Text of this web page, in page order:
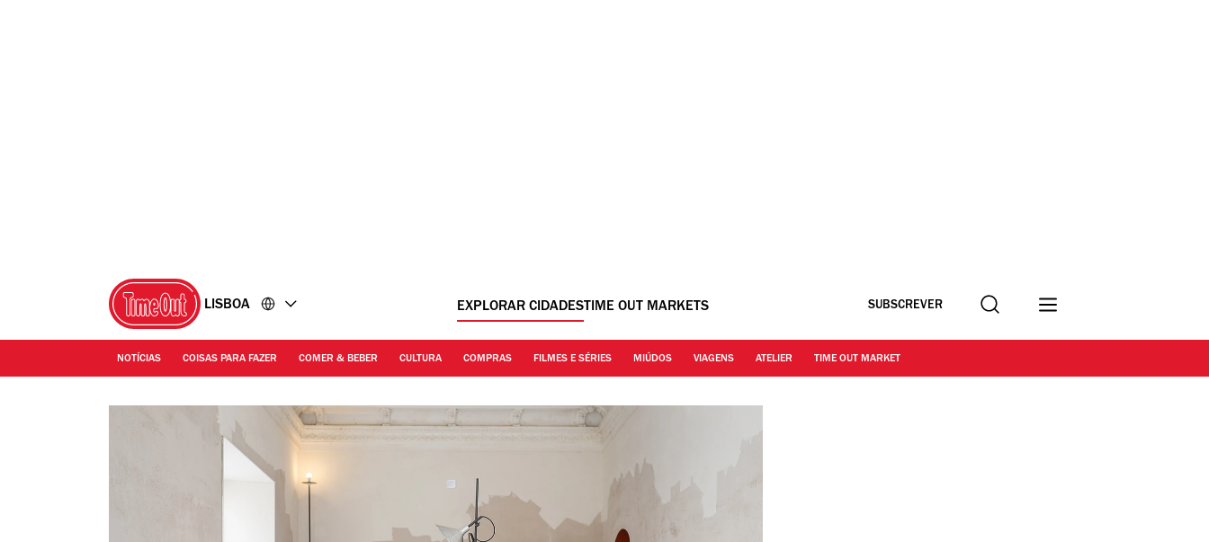
LISBOA EXPLORAR CIDADESTIME OUT MARKETS SUBSCREVER Procurar
NOTÍCIAS COISAS PARA FAZER COMER & BEBER CULTURA COMPRAS FILMES E SÉRIES MIÚDOS VIAGENS ATELIER TIME OUT MARKET